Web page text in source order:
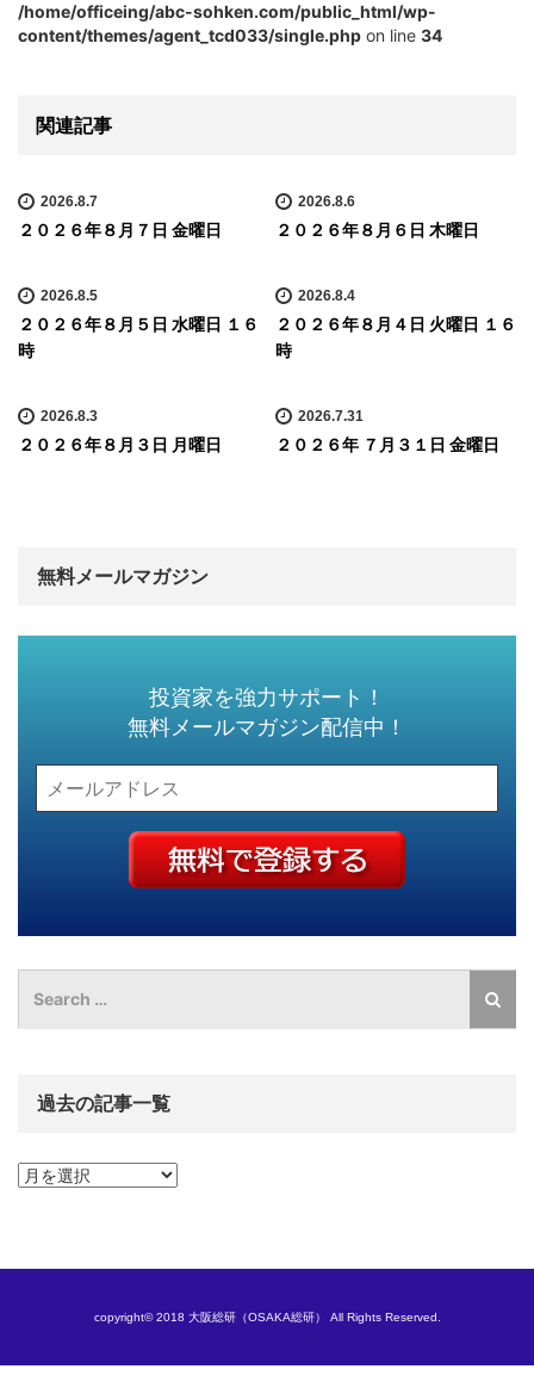
/home/officeing/abc-sohken.com/public_html/wp-
content/themes/agent_tcd033/single.php on line 34
関連記事
2026.8.7
２０２６年８月７日 金曜日
2026.8.6
２０２６年８月６日 木曜日
2026.8.5
２０２６年８月５日 水曜日 １６
時
2026.8.4
２０２６年８月４日 火曜日 １６
時
2026.8.3
２０２６年８月３日 月曜日
2026.7.31
２０２６年 ７月３１日 金曜日
無料メールマガジン
投資家を強力サポート！
無料メールマガジン配信中！
過去の記事一覧
過
事
copyright© 2018 大阪総研（OSAKA総研） All Rights Reserved.